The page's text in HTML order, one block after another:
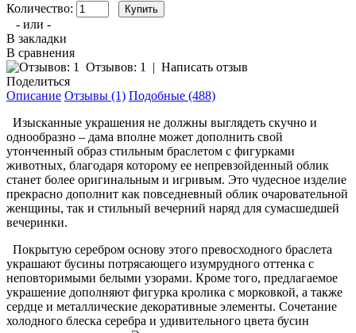
Количество:
- или -
В закладки
В сравнения
Отзывов: 1
| Написать отзыв
Поделиться
Описание Отзывы (1) Подобные (488)
Изысканные украшения не должны выглядеть скучно и
однообразно – дама вполне может дополнить свой
утонченный образ стильным браслетом с фигурками
животных, благодаря которому ее непревзойденный облик
станет более оригинальным и игривым. Это чудесное изделие
прекрасно дополнит как повседневный облик очаровательной
женщины, так и стильный вечерний наряд для сумасшедшей
вечеринки.
Покрытую серебром основу этого превосходного браслета
украшают бусины потрясающего изумрудного оттенка с
неповторимыми белыми узорами. Кроме того, предлагаемое
украшение дополняют фигурка кролика с морковкой, а также
сердце и металлические декоративные элементы. Сочетание
холодного блеска серебра и удивительного цвета бусин